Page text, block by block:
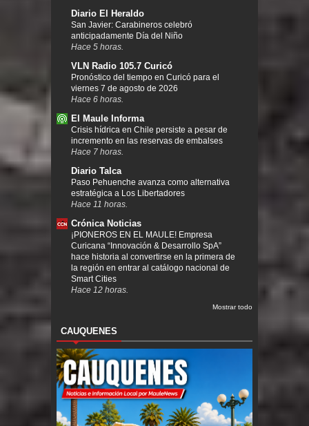
Diario El Heraldo
San Javier: Carabineros celebró
anticipadamente Día del Niño
Hace 5 horas.
VLN Radio 105.7 Curicó
Pronóstico del tiempo en Curicó para el
viernes 7 de agosto de 2026
Hace 6 horas.
El Maule Informa
Crisis hídrica en Chile persiste a pesar de
incremento en las reservas de embalses
Hace 7 horas.
Diario Talca
Paso Pehuenche avanza como alternativa
estratégica a Los Libertadores
Hace 11 horas.
Crónica Noticias
¡PIONEROS EN EL MAULE! Empresa
Curicana “Innovación & Desarrollo SpA”
hace historia al convertirse en la primera de
la región en entrar al catálogo nacional de
Smart Cities
Hace 12 horas.
Mostrar todo
CAUQUENES